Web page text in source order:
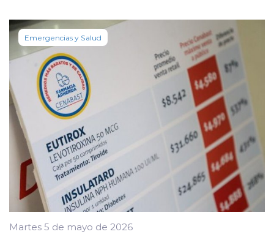
Emergencias y Salud
Martes 5 de mayo de 2026